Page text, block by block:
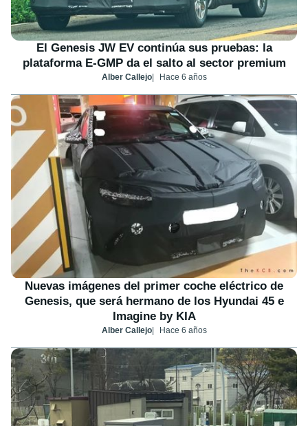
El Genesis JW EV continúa sus pruebas: la
plataforma E-GMP da el salto al sector premium
Alber Callejo Hace 6 años
Nuevas imágenes del primer coche eléctrico de
Genesis, que será hermano de los Hyundai 45 e
Imagine by KIA
Alber Callejo Hace 6 años